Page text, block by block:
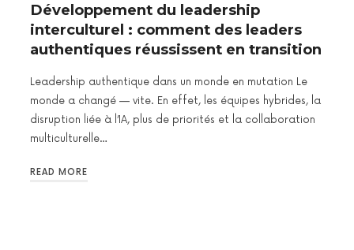
Développement du leadership
interculturel : comment des leaders
authentiques réussissent en transition
Leadership authentique dans un monde en mutation Le
monde a changé — vite. En effet, les équipes hybrides, la
disruption liée à l’IA, plus de priorités et la collaboration
multiculturelle…
READ MORE